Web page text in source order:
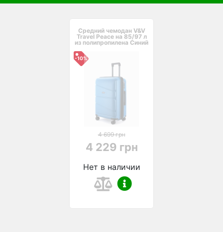
Средний чемодан V&V
Travel Peace на 85/97 л
из полипропилена Синий
-10%
4 699 грн
4 229 грн
Нет в наличии